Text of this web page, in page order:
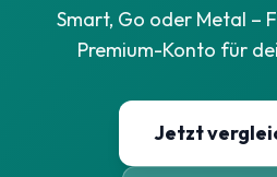
Smart, Go oder Metal –
Premium-Konto für
Jetzt